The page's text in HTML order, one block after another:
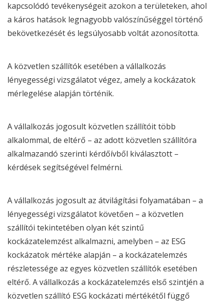
kapcsolódó tevékenységeit azokon a területeken, ahol
a káros hatások legnagyobb valószínűséggel történő
bekövetkezését és legsúlyosabb voltát azonosította.
A közvetlen szállítók esetében a vállalkozás
lényegességi vizsgálatot végez, amely a kockázatok
mérlegelése alapján történik.
A vállalkozás jogosult közvetlen szállítóit több
alkalommal, de eltérő – az adott közvetlen szállítóra
alkalmazandó szerinti kérdőívből kiválasztott –
kérdések segítségével felmérni.
A vállalkozás jogosult az átvilágítási folyamatában – a
lényegességi vizsgálatot követően – a közvetlen
szállítói tekintetében olyan két szintű
kockázatelemzést alkalmazni, amelyben – az ESG
kockázatok mértéke alapján – a kockázatelemzés
részletessége az egyes közvetlen szállítók esetében
eltérő. A vállalkozás a kockázatelemzés első szintjén a
közvetlen szállító ESG kockázati mértékétől függő